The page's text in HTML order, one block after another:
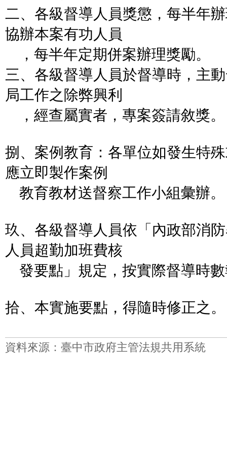
二、各級督導人員獎懲，每半年
協辦本案有功人員
，每半年定期併案辦理獎勵。
三、各級督導人員於督導時，主
局工作之除弊興利
，經查屬實者，專案簽請敘獎。
捌、案例教育：各單位如發生特
應立即製作案例
教育教材送督察工作小組彙辦。
玖、各級督導人員依「內政部消
人員超勤加班費核
發要點」規定，按實際督導時
拾、本實施要點，得隨時修正之。
資料來源：臺中市政府主管法規共用系統